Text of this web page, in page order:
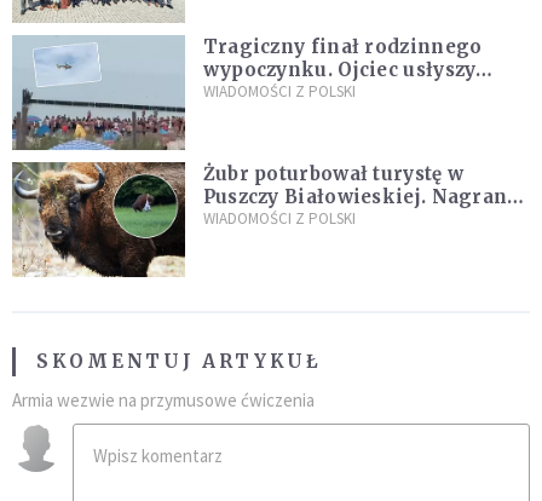
Tragiczny finał rodzinnego
wypoczynku. Ojciec usłyszy
zarzuty
WIADOMOŚCI Z POLSKI
Żubr poturbował turystę w
Puszczy Białowieskiej. Nagranie
daje do myślenia
WIADOMOŚCI Z POLSKI
SKOMENTUJ ARTYKUŁ
Armia wezwie na przymusowe ćwiczenia